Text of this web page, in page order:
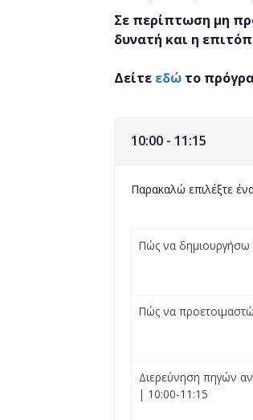
Σε περίπτωση μη
δυνατή και η
Δείτε εδώ το
10:00 - 11:15
Παρακαλώ επιλέξτε
Πώς να δημιουργήσω
Πώς να
Διερεύνηση πηγών
| 10:00-11:15